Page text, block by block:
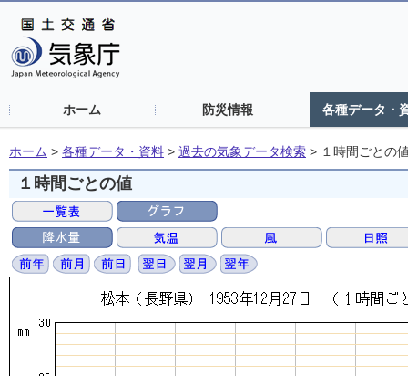
ホーム 防災情報 各種データ・
ホーム > 各種データ・資料 > 過去の気象データ検索 > １時間ごとの
１時間ごとの値